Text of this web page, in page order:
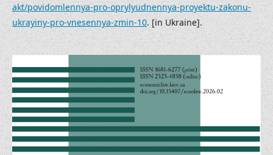
akt/povidomlennya-pro-oprylyudnennya-proyektu-zakonu-
ukrayiny-pro-vnesennya-zmin-10. [in Ukraine].